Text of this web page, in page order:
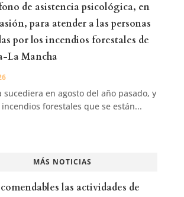
de asistencia psicológica, en
para atender a las personas
por los incendios forestales de
La Mancha
sucediera en agosto del año pasado, y
forestales que se están...
MÁS NOTICIAS
las actividades de